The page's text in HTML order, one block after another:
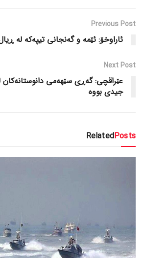
Previous Post
ئاراوخۆ: ئێمە و گەنجانی تیپەکە لە
Next Post
عێراقچی: گەڕی سێهەمی دانوستانەکان
جیدی بووە
RelatedPosts